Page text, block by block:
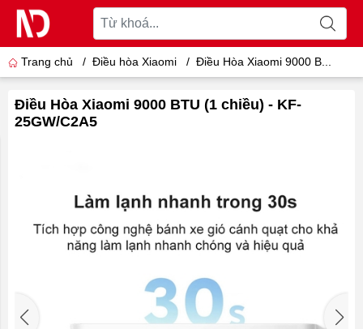
Trang chủ / Điều hòa Xiaomi / Điều Hòa Xiaomi 9000 B...
Điều Hòa Xiaomi 9000 BTU (1 chiều) - KF-
25GW/C2A5